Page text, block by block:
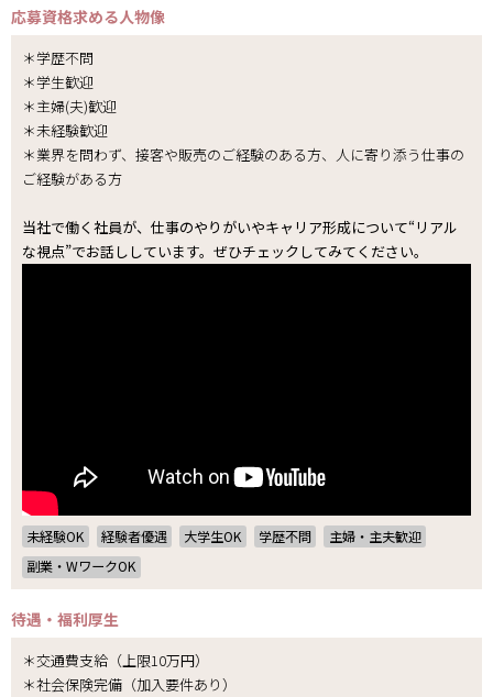
応募資格求める人物像
＊学歴不問
＊学生歓迎
＊主婦(夫)歓迎
＊未経験歓迎
＊業界を問わず、接客や販売のご経験のある方、人に寄り添う仕事の
ご経験がある方
当社で働く社員が、仕事のやりがいやキャリア形成について“リアル
な視点”でお話ししています。ぜひチェックしてみてください。
未経験OK 経験者優遇 大学生OK 学歴不問
主婦・主夫歓迎
副業・WワークOK
待遇・福利厚生
＊交通費支給（上限10万円）
＊社会保険完備（加入要件あり）